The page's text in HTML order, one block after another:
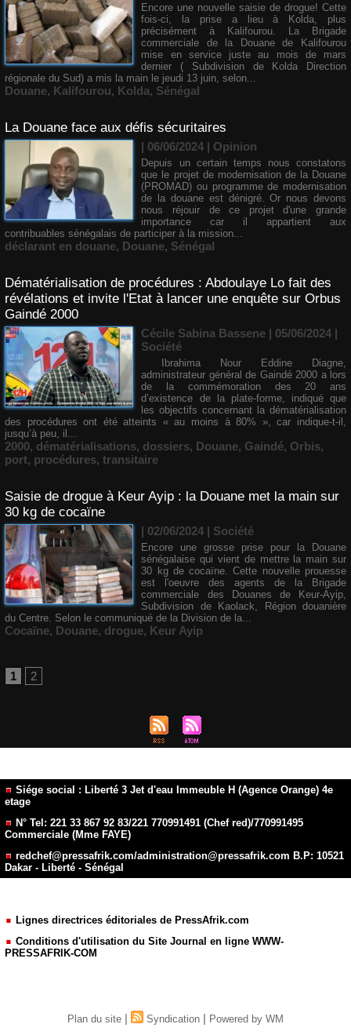
Encore une nouvelle saisie de drogue! Cette
fois-ci, la prise a lieu à Kolda, plus
précisément à Kalifourou. La Brigade
commerciale de la Douane de Kalifourou
mise en service juste au mois de mars
dernier ( Subdivision de Kolda Direction
régionale du Sud) a mis la main le jeudi 13 juin, selon...
Douane, Kalifourou, Kolda, Sénégal
La Douane face aux défis sécuritaires
| 06/06/2024 | Opinion
Depuis un certain temps nous constatons
que le projet de modernisation de la Douane
(PROMAD) ou programme de modernisation
de la douane est dénigré. Or nous devons
nous réjouir de ce projet d'une grande
importance car il appartient aux
contribuables sénégalais de participer à la mission...
déclarant en douane, Douane, Sénégal
Dématérialisation de procédures : Abdoulaye Lo fait des
révélations et invite l'Etat à lancer une enquête sur Orbus
Gaindé 2000
Cécile Sabina Bassene | 05/06/2024 |
Société
Ibrahima Nour Eddine Diagne,
administrateur général de Gaindé 2000 a lors
de la commémoration des 20 ans
d’existence de la plate-forme, indiqué que
les objectifs concernant la dématérialisation
des procédures ont été atteints « au moins à 80% », car indique-t-il,
jusqu’à peu, il...
2000, dématérialisations, dossiers, Douane, Gaindé, Orbis,
port, procédures, transitaire
Saisie de drogue à Keur Ayip : la Douane met la main sur
30 kg de cocaïne
| 02/06/2024 | Société
Encore une grosse prise pour la Douane
sénégalaise qui vient de mettre la main sur
30 kg de cocaïne. Cette nouvelle prouesse
est l'oeuvre des agents de la Brigade
commerciale des Douanes de Keur-Ayip,
Subdivision de Kaolack, Région douanière
du Centre. Selon le communiqué de la Division de la...
Cocaïne, Douane, drogue, Keur Ayip
1 2
Siége social : Liberté 3 Jet d'eau Immeuble H (Agence Orange) 4e
etage
N° Tel: 221 33 867 92 83/221 770991491 (Chef red)/770991495
Commerciale (Mme FAYE)
redchef@pressafrik.com/administration@pressafrik.com B.P: 10521
Dakar - Liberté - Sénégal
Lignes directrices éditoriales de PressAfrik.com
Conditions d'utilisation du Site Journal en ligne WWW-
PRESSAFRIK-COM
Plan du site | Syndication | Powered by WM